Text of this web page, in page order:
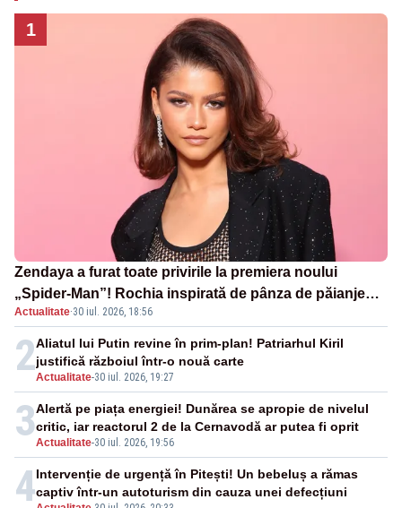
1
Zendaya a furat toate privirile la premiera noului
„Spider-Man”! Rochia inspirată de pânza de păianjen a
făcut senzație
Actualitate·30 iul. 2026, 18:56
2Actualitate-30 iul. 2026, 19:27
Aliatul lui Putin revine în prim-plan! Patriarhul Kiril
justifică războiul într-o nouă carte
3Actualitate-30 iul. 2026, 19:56
Alertă pe piața energiei! Dunărea se apropie de nivelul
critic, iar reactorul 2 de la Cernavodă ar putea fi oprit
4Intervenție de urgență în Pitești! Un bebeluș a rămas
captiv într-un autoturism din cauza unei defecțiuni